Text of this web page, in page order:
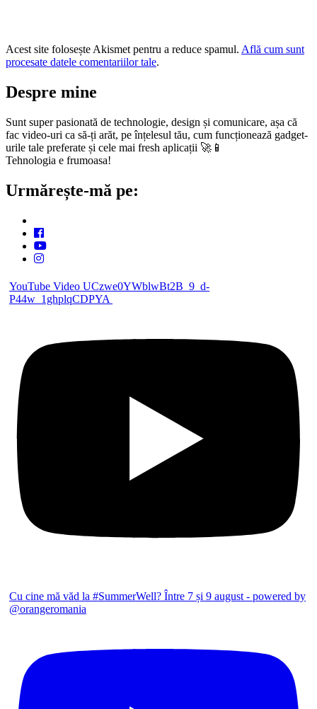
Acest site folosește Akismet pentru a reduce spamul. Află cum sunt
procesate datele comentariilor tale.
Despre mine
Sunt super pasionată de technologie, design și comunicare, așa că
fac video-uri ca să-ți arăt, pe înțelesul tău, cum funcționează gadget-
urile tale preferate și cele mai fresh aplicații 🚀📱
Tehnologia e frumoasa!
Urmărește-mă pe:
YouTube Video UCzwe0YWblwBt2B_9_d-
P44w_1ghplqCDPYA
Cu cine mă văd la #SummerWell? Între 7 și 9 august - powered by
@orangeromania